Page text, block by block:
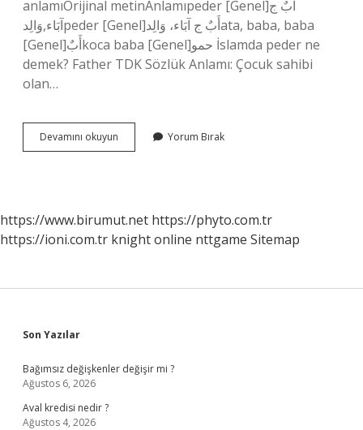
anlamıOrijinal metinAnlamıpeder [Genel]اَبٌ ج
آبَاء,وَالِدpeder [Genel]أَبٌ ج آبَاء، وَالِدata, baba, baba
[Genel]أَبٌkoca baba [Genel]حمو İslamda peder ne
demek? Father TDK Sözlük Anlamı: Çocuk sahibi
olan…
Devamını okuyun
Kökeni
Yorum Bırak
https://www.birumut.net https://phyto.com.tr
https://ioni.com.tr knight online nttgame Sitemap
Sidebar
Son Yazılar
Bağımsız değişkenler değişir mi ?
Ağustos 6, 2026
Aval kredisi nedir ?
Ağustos 4, 2026